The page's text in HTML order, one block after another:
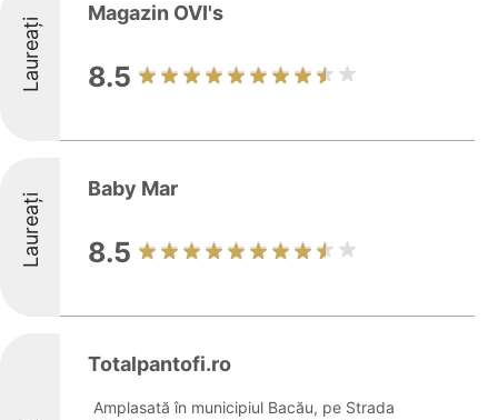
Laureați
Magazin OVI's
8.5
Laureați
Baby Mar
8.5
Totalpantofi.ro
Amplasată în municipiul Bacău, pe Strada